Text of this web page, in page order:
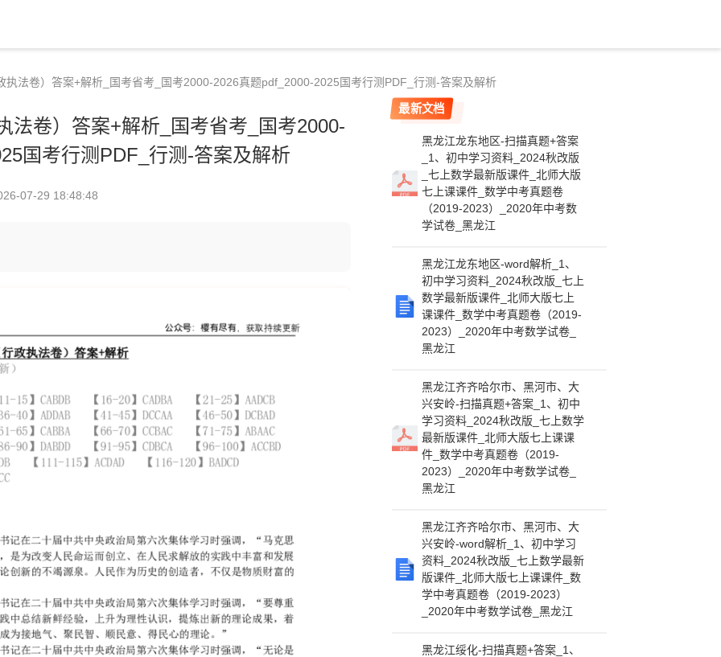
执法卷）答案+解析_国考省考_国考2000-2026真题pdf_2000-2025国考行测PDF_行测-答案及解析
法卷）答案+解析_国考省考_国考2000-
国考行测PDF_行测-答案及解析
07-29 18:48:48
最新文档
黑龙江龙东地区-扫描真题+答案
_1、初中学习资料_2024秋改版
_七上数学最新版课件_北师大版
七上课课件_数学中考真题卷
（2019-2023）_2020年中考数
学试卷_黑龙江
黑龙江龙东地区-word解析_1、
初中学习资料_2024秋改版_七上
数学最新版课件_北师大版七上
课课件_数学中考真题卷（2019-
2023）_2020年中考数学试卷_
黑龙江
黑龙江齐齐哈尔市、黑河市、大
兴安岭-扫描真题+答案_1、初中
学习资料_2024秋改版_七上数学
最新版课件_北师大版七上课课
件_数学中考真题卷（2019-
2023）_2020年中考数学试卷_
黑龙江
黑龙江齐齐哈尔市、黑河市、大
兴安岭-word解析_1、初中学习
资料_2024秋改版_七上数学最新
版课件_北师大版七上课课件_数
学中考真题卷（2019-2023）
_2020年中考数学试卷_黑龙江
黑龙江绥化-扫描真题+答案_1、